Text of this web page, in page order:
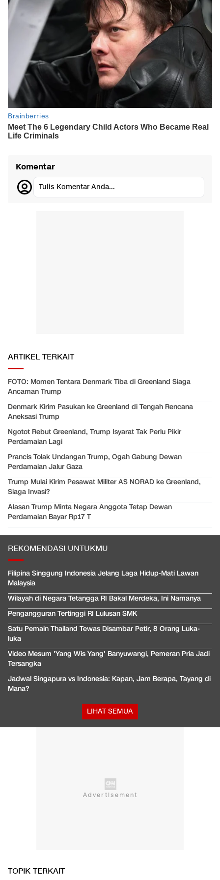
Komentar
Tulis Komentar Anda...
ARTIKEL TERKAIT
FOTO: Momen Tentara Denmark Tiba di Greenland Siaga
Ancaman Trump
Denmark Kirim Pasukan ke Greenland di Tengah Rencana
Aneksasi Trump
Ngotot Rebut Greenland, Trump Isyarat Tak Perlu Pikir
Perdamaian Lagi
Prancis Tolak Undangan Trump, Ogah Gabung Dewan
Perdamaian Jalur Gaza
Trump Mulai Kirim Pesawat Militer AS NORAD ke Greenland,
Siaga Invasi?
Alasan Trump Minta Negara Anggota Tetap Dewan
Perdamaian Bayar Rp17 T
REKOMENDASI UNTUKMU
Filipina Singgung Indonesia Jelang Laga Hidup-Mati Lawan
Malaysia
Wilayah di Negara Tetangga RI Bakal Merdeka, Ini Namanya
Pengangguran Tertinggi RI Lulusan SMK
Satu Pemain Thailand Tewas Disambar Petir, 8 Orang Luka-
luka
Video Mesum 'Yang Wis Yang' Banyuwangi, Pemeran Pria Jadi
Tersangka
Jadwal Singapura vs Indonesia: Kapan, Jam Berapa, Tayang di
Mana?
LIHAT SEMUA
TOPIK TERKAIT